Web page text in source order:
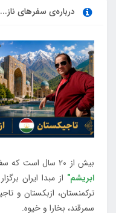
درباره‌ی سفرهای ناز...
بیش از 20 سال است که سفرهایی با عنوان
ابریشم" از مبدا ایران
ترکمنستان، ازبکستان و
سمرقند، بخارا و خیوه.